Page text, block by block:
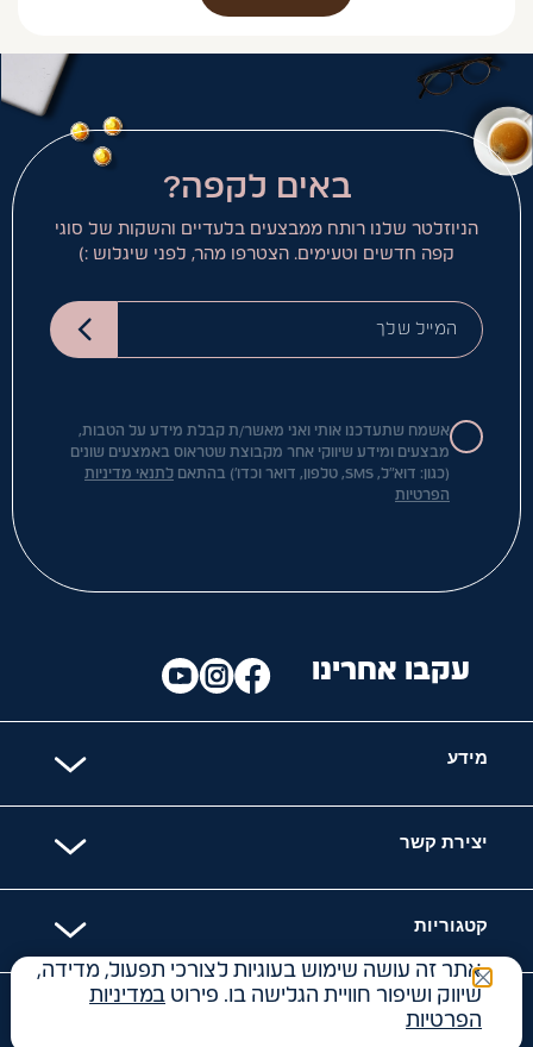
באים לקפה?
הניוזלטר שלנו רותח ממבצעים בלעדיים והשקות של סוגי
קפה חדשים וטעימים. הצטרפו מהר, לפני שיגלוש :)
המייל שלך
אשמח שתעדכנו אותי ואני מאשר/ת קבלת מידע על הטבות,
מבצעים ומידע שיווקי אחר מקבוצת שטראוס באמצעים שונים
(כגון: דוא"ל, SMS, טלפון, דואר וכדו') בהתאם
לתנאי מדיניות
הפרטיות
מידע
יצירת קשר
קטגוריות
עקבו אחרינו
האתר מאובטח עם
אתר זה עושה שימוש בעוגיות לצורכי תפעול, מדידה,
שיווק ושיפור חוויית הגלישה בו. פירוט במדיניות
הפרטיות